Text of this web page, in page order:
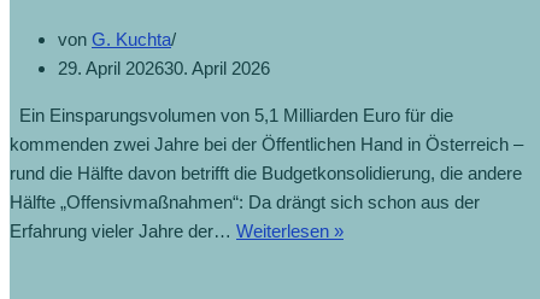
von G. Kuchta
29. April 202630. April 2026
Ein Einsparungsvolumen von 5,1 Milliarden Euro für die
kommenden zwei Jahre bei der Öffentlichen Hand in Österreich –
rund die Hälfte davon betrifft die Budgetkonsolidierung, die andere
Hälfte „Offensivmaßnahmen“: Da drängt sich schon aus der
Erfahrung vieler Jahre der… Weiterlesen »